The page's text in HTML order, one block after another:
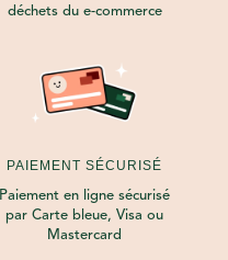
déchets du e-commerce
PAIEMENT SÉCURISÉ
Paiement en ligne sécurisé
par Carte bleue, Visa ou
Mastercard